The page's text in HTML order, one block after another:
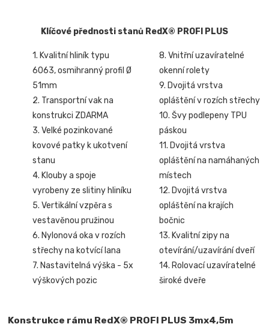
Klíčové přednosti stanů RedX® PROFI PLUS
1. Kvalitní hliník typu
6063, osmihranný profil Ø
51mm
2. Transportní vak na
konstrukci ZDARMA
3. Velké pozinkované
kovové patky k ukotvení
stanu
4. Klouby a spoje
vyrobeny ze slitiny hliníku
5. Vertikální vzpěra s
vestavěnou pružinou
6. Nylonová oka v rozích
střechy na kotvící lana
7. Nastavitelná výška - 5x
výškových pozic
8. Vnitřní uzavíratelné
okenní rolety
9. Dvojitá vrstva
opláštění v rozích střechy
10. Švy podlepeny TPU
páskou
11. Dvojitá vrstva
opláštění na namáhaných
místech
12. Dvojitá vrstva
opláštění na krajích
bočnic
13. Kvalitní zipy na
otevírání/uzavírání dveří
14. Rolovací uzavíratelné
široké dveře
Konstrukce rámu RedX® PROFI PLUS 3mx4,5m